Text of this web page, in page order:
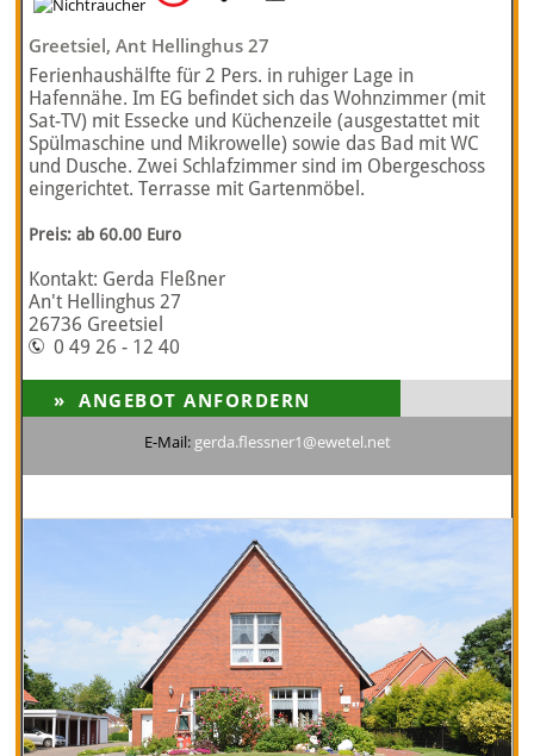
Greetsiel, Ant Hellinghus 27
Ferienhaushälfte für 2 Pers. in ruhiger Lage in
Hafennähe. Im EG befindet sich das Wohnzimmer (mit
Sat-TV) mit Essecke und Küchenzeile (ausgestattet mit
Spülmaschine und Mikrowelle) sowie das Bad mit WC
und Dusche. Zwei Schlafzimmer sind im Obergeschoss
eingerichtet. Terrasse mit Gartenmöbel.
Preis: ab 60.00 Euro
Kontakt: Gerda Fleßner
An't Hellinghus 27
26736 Greetsiel
0 49 26 - 12 40
E-Mail: gerda.flessner1@ewetel.net